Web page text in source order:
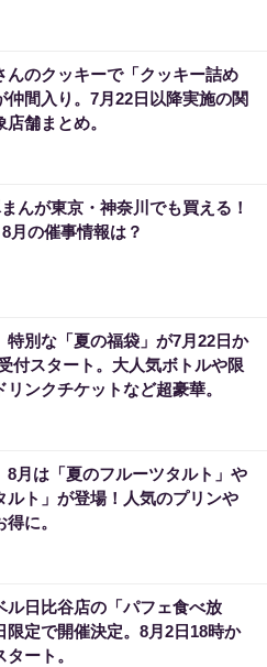
んのクッキーで「クッキー詰め
仲間入り。7月22日以降実施の関
舗まとめ。
んが東京・神奈川でも買える！
月の催事情報は？
特別な「夏の福袋」が7月22日か
付スタート。大人気ボトルや限
リンクチケットなど超豪華。
8月は「夏のフルーツタルト」や
ルト」が登場！人気のプリンや
に。
ル日比谷店の「パフェ食べ放
限定で開催決定。8月2日18時か
ート。